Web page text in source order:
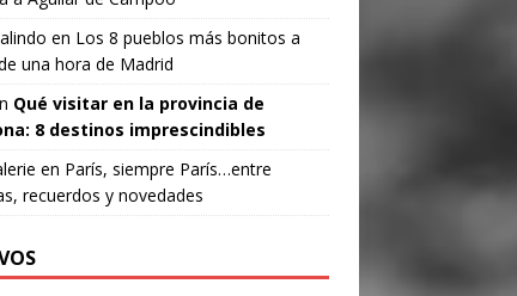
en Los 8 pueblos más bonitos a
una hora de Madrid
Qué visitar en la provincia de
8 destinos imprescindibles
en París, siempre París…entre
recuerdos y novedades